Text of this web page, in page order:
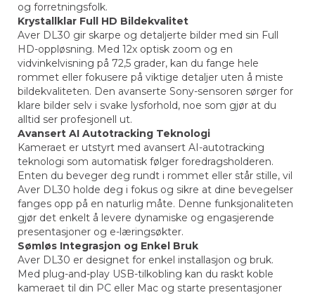
og forretningsfolk.
Krystallklar Full HD Bildekvalitet
Aver DL30 gir skarpe og detaljerte bilder med sin Full
HD-oppløsning. Med 12x optisk zoom og en
vidvinkelvisning på 72,5 grader, kan du fange hele
rommet eller fokusere på viktige detaljer uten å miste
bildekvaliteten. Den avanserte Sony-sensoren sørger for
klare bilder selv i svake lysforhold, noe som gjør at du
alltid ser profesjonell ut.
Avansert AI Autotracking Teknologi
Kameraet er utstyrt med avansert AI-autotracking
teknologi som automatisk følger foredragsholderen.
Enten du beveger deg rundt i rommet eller står stille, vil
Aver DL30 holde deg i fokus og sikre at dine bevegelser
fanges opp på en naturlig måte. Denne funksjonaliteten
gjør det enkelt å levere dynamiske og engasjerende
presentasjoner og e-læringsøkter.
Sømløs Integrasjon og Enkel Bruk
Aver DL30 er designet for enkel installasjon og bruk.
Med plug-and-play USB-tilkobling kan du raskt koble
kameraet til din PC eller Mac og starte presentasjoner